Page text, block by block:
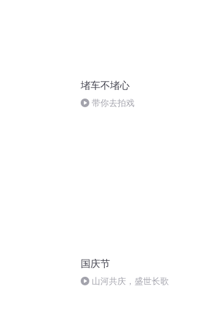
堵车不堵心
带你去拍戏
国庆节
山河共庆，盛世长歌